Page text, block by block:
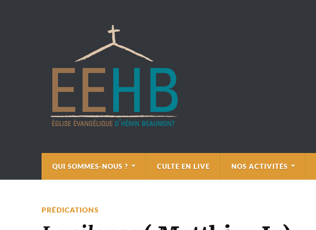
QUI SOMMES-NOUS ? CULTE EN LIVE NOS ACTIVITÉS
PRÉDICATIONS